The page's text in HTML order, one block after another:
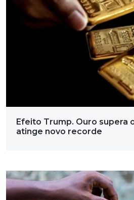
Efeito Trump. Ouro supera
atinge novo recorde